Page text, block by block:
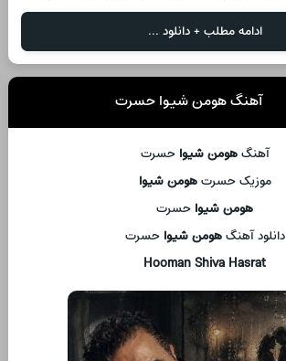
ادامه مطلب + دانلود ...
آهنگ هومن شیوا حسرت
آهنگهومن شیوا حسرت
موزیک حسرتهومن شیوا
هومن شیوا حسرت
دانلود آهنگهومن شیوا حسرت
Hooman Shiva Hasrat